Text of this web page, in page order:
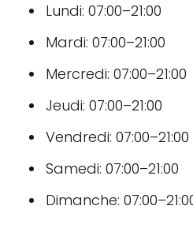
Lundi: 07:00–21:00
Mardi: 07:00–21:00
Mercredi: 07:00–21:00
Jeudi: 07:00–21:00
Vendredi: 07:00–21:00
Samedi: 07:00–21:00
Dimanche: